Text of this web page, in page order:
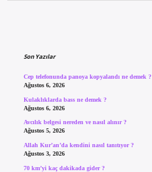
Son Yazılar
Cep telefonunda panoya kopyalandı ne demek ?
Ağustos 6, 2026
Kulaklıklarda bass ne demek ?
Ağustos 6, 2026
Avcılık belgesi nereden ve nasıl alınır ?
Ağustos 5, 2026
Allah Kur’an’da kendini nasıl tanıtıyor ?
Ağustos 3, 2026
70 km’yi kaç dakikada gider ?